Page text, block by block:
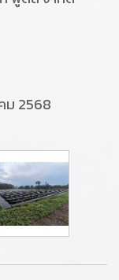
ม 2568